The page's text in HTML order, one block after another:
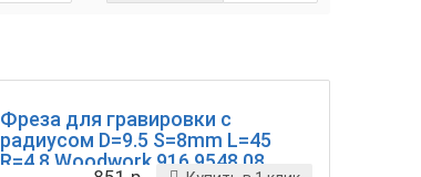
Фреза для гравировки с
радиусом D=9.5 S=8mm L=45
R=4.8 Woodwork 916.9548.08